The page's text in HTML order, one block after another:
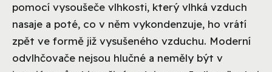
pomocí vysoušeče vlhkosti, který vlhká vzduch
nasaje a poté, co v něm vykondenzuje, ho vrátí
zpět ve formě již vysušeného vzduchu. Moderní
odvlhčovače nejsou hlučné a neměly být v